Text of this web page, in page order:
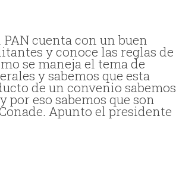
PAN cuenta con un buen
y conoce las reglas de
se maneja el tema de
y sabemos que esta
de un convenio sabemos
por eso sabemos que son
Apunto el presidente